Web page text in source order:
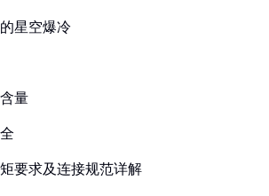
星空爆冷
量
要求及连接规范详解